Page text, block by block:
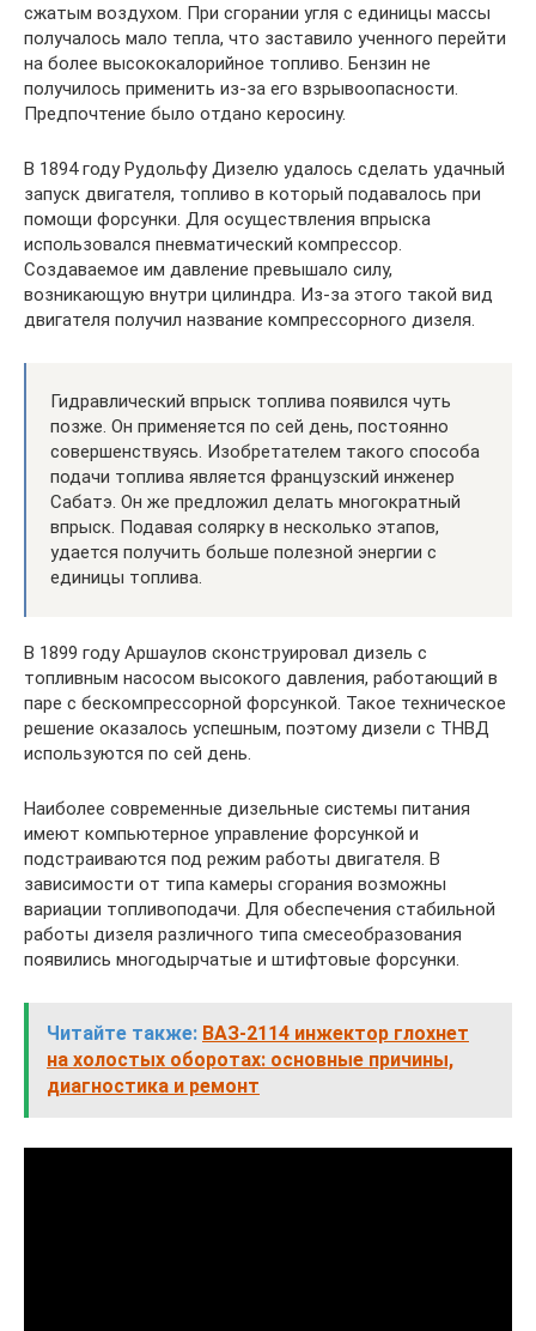
сжатым воздухом. При сгорании угля с единицы массы
получалось мало тепла, что заставило ученного перейти
на более высококалорийное топливо. Бензин не
получилось применить из-за его взрывоопасности.
Предпочтение было отдано керосину.
В 1894 году Рудольфу Дизелю удалось сделать удачный
запуск двигателя, топливо в который подавалось при
помощи форсунки. Для осуществления впрыска
использовался пневматический компрессор.
Создаваемое им давление превышало силу,
возникающую внутри цилиндра. Из-за этого такой вид
двигателя получил название компрессорного дизеля.
Гидравлический впрыск топлива появился чуть
позже. Он применяется по сей день, постоянно
совершенствуясь. Изобретателем такого способа
подачи топлива является французский инженер
Сабатэ. Он же предложил делать многократный
впрыск. Подавая солярку в несколько этапов,
удается получить больше полезной энергии с
единицы топлива.
В 1899 году Аршаулов сконструировал дизель с
топливным насосом высокого давления, работающий в
паре с бескомпрессорной форсункой. Такое техническое
решение оказалось успешным, поэтому дизели с ТНВД
используются по сей день.
Наиболее современные дизельные системы питания
имеют компьютерное управление форсункой и
подстраиваются под режим работы двигателя. В
зависимости от типа камеры сгорания возможны
вариации топливоподачи. Для обеспечения стабильной
работы дизеля различного типа смесеобразования
появились многодырчатые и штифтовые форсунки.
Читайте также: ВАЗ-2114 инжектор глохнет
на холостых оборотах: основные причины,
диагностика и ремонт